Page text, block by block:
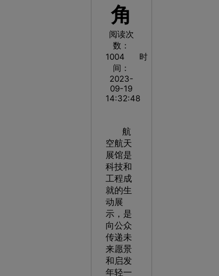
角
阅读次
数：
1004
时
间：
2023-
09-19
14:32:48
航
空航天
展馆是
科技和
工程成
就的生
动展
示，是
向公众
传递未
来愿景
和启发
年轻一